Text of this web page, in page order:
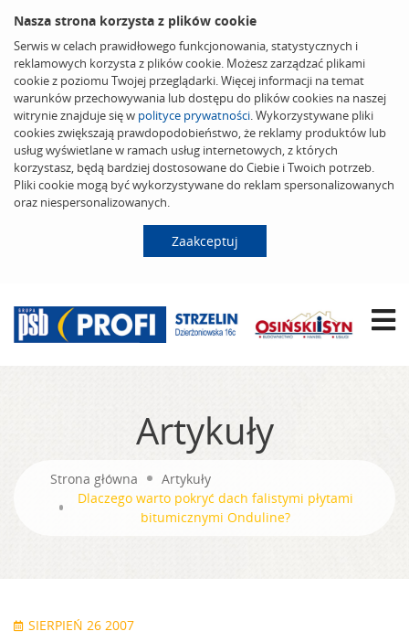
Nasza strona korzysta z plików cookie
Serwis w celach prawidłowego funkcjonowania, statystycznych i
reklamowych korzysta z plików cookie. Możesz zarządzać plikami
cookie z poziomu Twojej przeglądarki. Więcej informacji na temat
warunków przechowywania lub dostępu do plików cookies na naszej
witrynie znajduje się w polityce prywatności. Wykorzystywane pliki
cookies zwiększają prawdopodobieństwo, że reklamy produktów lub
usług wyświetlane w ramach usług internetowych, z których
korzystasz, będą bardziej dostosowane do Ciebie i Twoich potrzeb.
Pliki cookie mogą być wykorzystywane do reklam spersonalizowanych
oraz niespersonalizowanych.
Zaakceptuj
Artykuły
Strona główna
Artykuły
Dlaczego warto pokryć dach falistymi płytami
bitumicznymi Onduline?
SIERPIEŃ 26 2007